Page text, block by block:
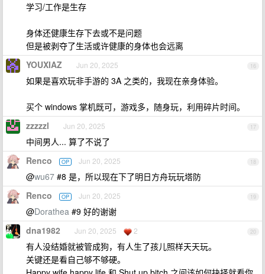
学习/工作是生存
身体还健康生存下去或不是问题
但是被剥夺了生活或许健康的身体也会远离
16
YOUXIAZ Jun 20, 2025
如果是喜欢玩非手游的 3A 之类的，我现在亲身体验。
买个 windows 掌机既可，游戏多，随身玩，利用碎片时间。
17
zzzzzl Jun 20, 2025
中间男人... 算了不说了
18
Renco OP Jun 20, 2025
@wu67 #8 是，所以现在下了明日方舟玩玩塔防
19
Renco OP Jun 20, 2025
@Dorathea #9 好的谢谢
20
dna1982 Jun 20, 2025 2
有人没结婚就被管成狗，有人生了孩儿照样天天玩。
关键还是看自己够不够硬。